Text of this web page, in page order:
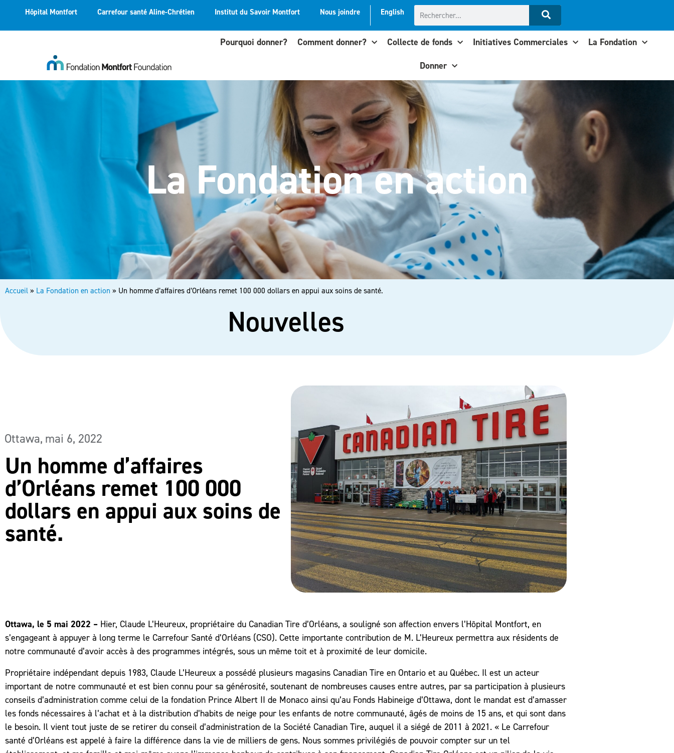
Hôpital Montfort Carrefour santé Aline-Chrétien Institut du Savoir Montfort Nous joindre English
Pourquoi donner? Comment donner? Collecte de fonds Initiatives Commerciales
La Fondation
Donner
La Fondation en action
Accueil » La Fondation en action » Un homme d’affaires d’Orléans remet 100 000 dollars en appui aux soins de santé.
Nouvelles
Ottawa, mai 6, 2022
Un homme d’affaires
d’Orléans remet 100 000
dollars en appui aux soins de
santé.
Ottawa, le 5 mai 2022 – Hier, Claude L’Heureux, propriétaire du Canadian Tire d’Orléans, a souligné son affection envers l’Hôpital Montfort, en
s’engageant à appuyer à long terme le Carrefour Santé d’Orléans (CSO). Cette importante contribution de M. L’Heureux permettra aux résidents de
notre communauté d’avoir accès à des programmes intégrés, sous un même toit et à proximité de leur domicile.
Propriétaire indépendant depuis 1983, Claude L’Heureux a possédé plusieurs magasins Canadian Tire en Ontario et au Québec. Il est un acteur
important de notre communauté et est bien connu pour sa générosité, soutenant de nombreuses causes entre autres, par sa participation à plusieurs
conseils d’administration comme celui de la fondation Prince Albert II de Monaco ainsi qu’au Fonds Habineige d’Ottawa, dont le mandat est d’amasser
les fonds nécessaires à l’achat et à la distribution d’habits de neige pour les enfants de notre communauté, âgés de moins de 15 ans, et qui sont dans
le besoin. Il vient tout juste de se retirer du conseil d’administration de la Société Canadian Tire, auquel il a siégé de 2011 à 2021. « Le Carrefour
santé d’Orléans est appelé à faire la différence dans la vie de milliers de gens. Nous sommes privilégiés de pouvoir compter sur un tel